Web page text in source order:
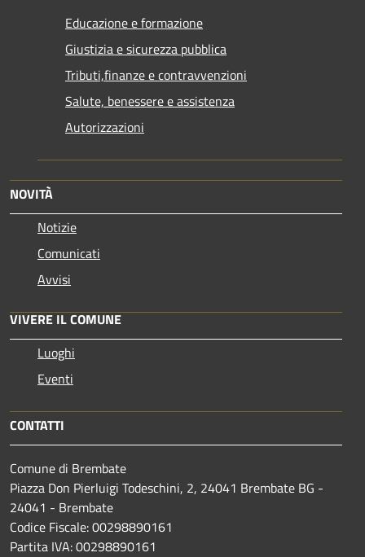
Educazione e formazione
Giustizia e sicurezza pubblica
Tributi,finanze e contravvenzioni
Salute, benessere e assistenza
Autorizzazioni
NOVITÀ
Notizie
Comunicati
Avvisi
VIVERE IL COMUNE
Luoghi
Eventi
CONTATTI
Comune di Brembate
Piazza Don Pierluigi Todeschini, 2, 24041 Brembate BG -
24041 - Brembate
Codice Fiscale: 00298890161
Partita IVA: 00298890161